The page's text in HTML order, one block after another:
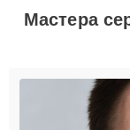
Мастера